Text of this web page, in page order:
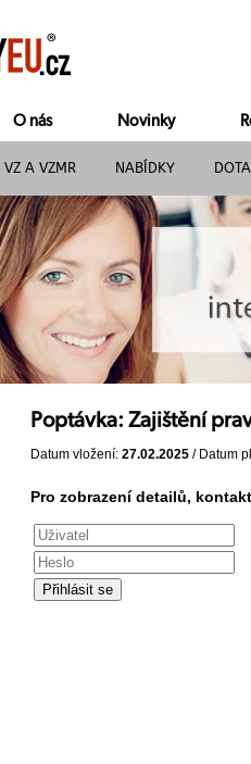
O nás Novinky
VZ A VZMR NABÍDKY
Poptávka: Zajištění
Datum vložení: 27.02.2025 / Datum
Pro zobrazení detailů,